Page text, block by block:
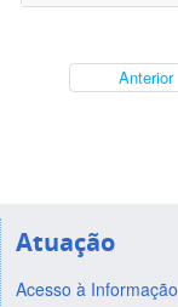
Anterior
Atuação
Acesso à Informação